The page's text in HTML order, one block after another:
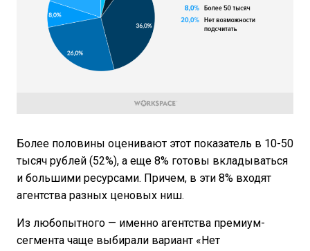
Более половины оценивают этот показатель в 10-50
тысяч рублей (52%), а еще 8% готовы вкладываться
и большими ресурсами. Причем, в эти 8% входят
агентства разных ценовых ниш.
Из любопытного — именно агентства премиум-
сегмента чаще выбирали вариант «Нет